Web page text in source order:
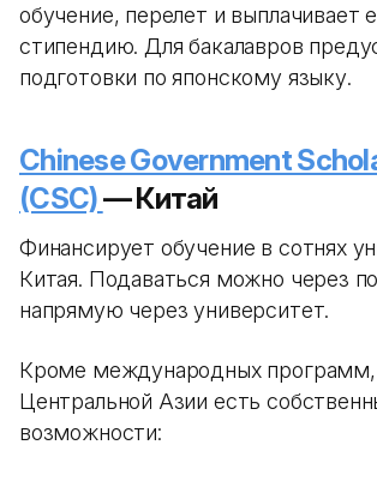
обучение, перелет и выплачивает
стипендию. Для бакалавров
подготовки по японскому языку.
Chinese Government
(CSC)— Китай
Финансирует обучение в сотнях
Китая. Подаваться можно через
напрямую через университет.
Кроме международных программ,
Центральной Азии есть
возможности: